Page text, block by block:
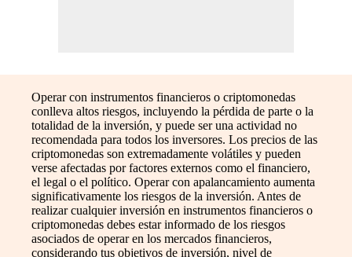
Operar con instrumentos financieros o criptomonedas
conlleva altos riesgos, incluyendo la pérdida de parte o la
totalidad de la inversión, y puede ser una actividad no
recomendada para todos los inversores. Los precios de las
criptomonedas son extremadamente volátiles y pueden
verse afectadas por factores externos como el financiero,
el legal o el político. Operar con apalancamiento aumenta
significativamente los riesgos de la inversión. Antes de
realizar cualquier inversión en instrumentos financieros o
criptomonedas debes estar informado de los riesgos
asociados de operar en los mercados financieros,
considerando tus objetivos de inversión, nivel de